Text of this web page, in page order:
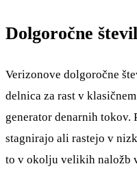
Dolgoročne
Verizonove dolgoročne
delnica za rast v
generator denarnih
stagnirajo ali rastejo v
to v okolju velikih naložb